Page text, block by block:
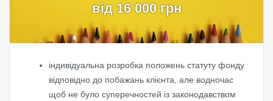
від 16 000 грн
індивідуальна розробка положень статуту фонду
відповідно до побажань клієнта, але водночас
щоб не було суперечностей із законодавством